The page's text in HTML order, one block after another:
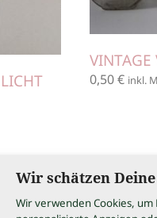
VINTAGE
0,50€ inkl.
Wir schätzen
Wir verwenden Cookies,